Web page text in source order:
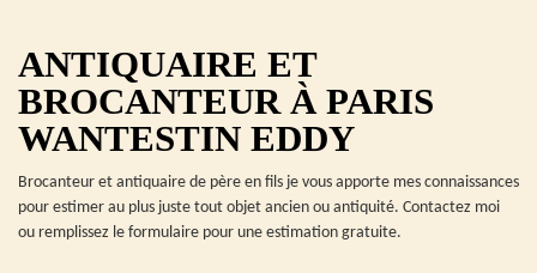
ANTIQUAIRE ET
BROCANTEUR À PARIS
WANTESTIN EDDY
Brocanteur et antiquaire de père en fils je vous apporte mes connaissances
pour estimer au plus juste tout objet ancien ou antiquité. Contactez moi
ou remplissez le formulaire pour une estimation gratuite.